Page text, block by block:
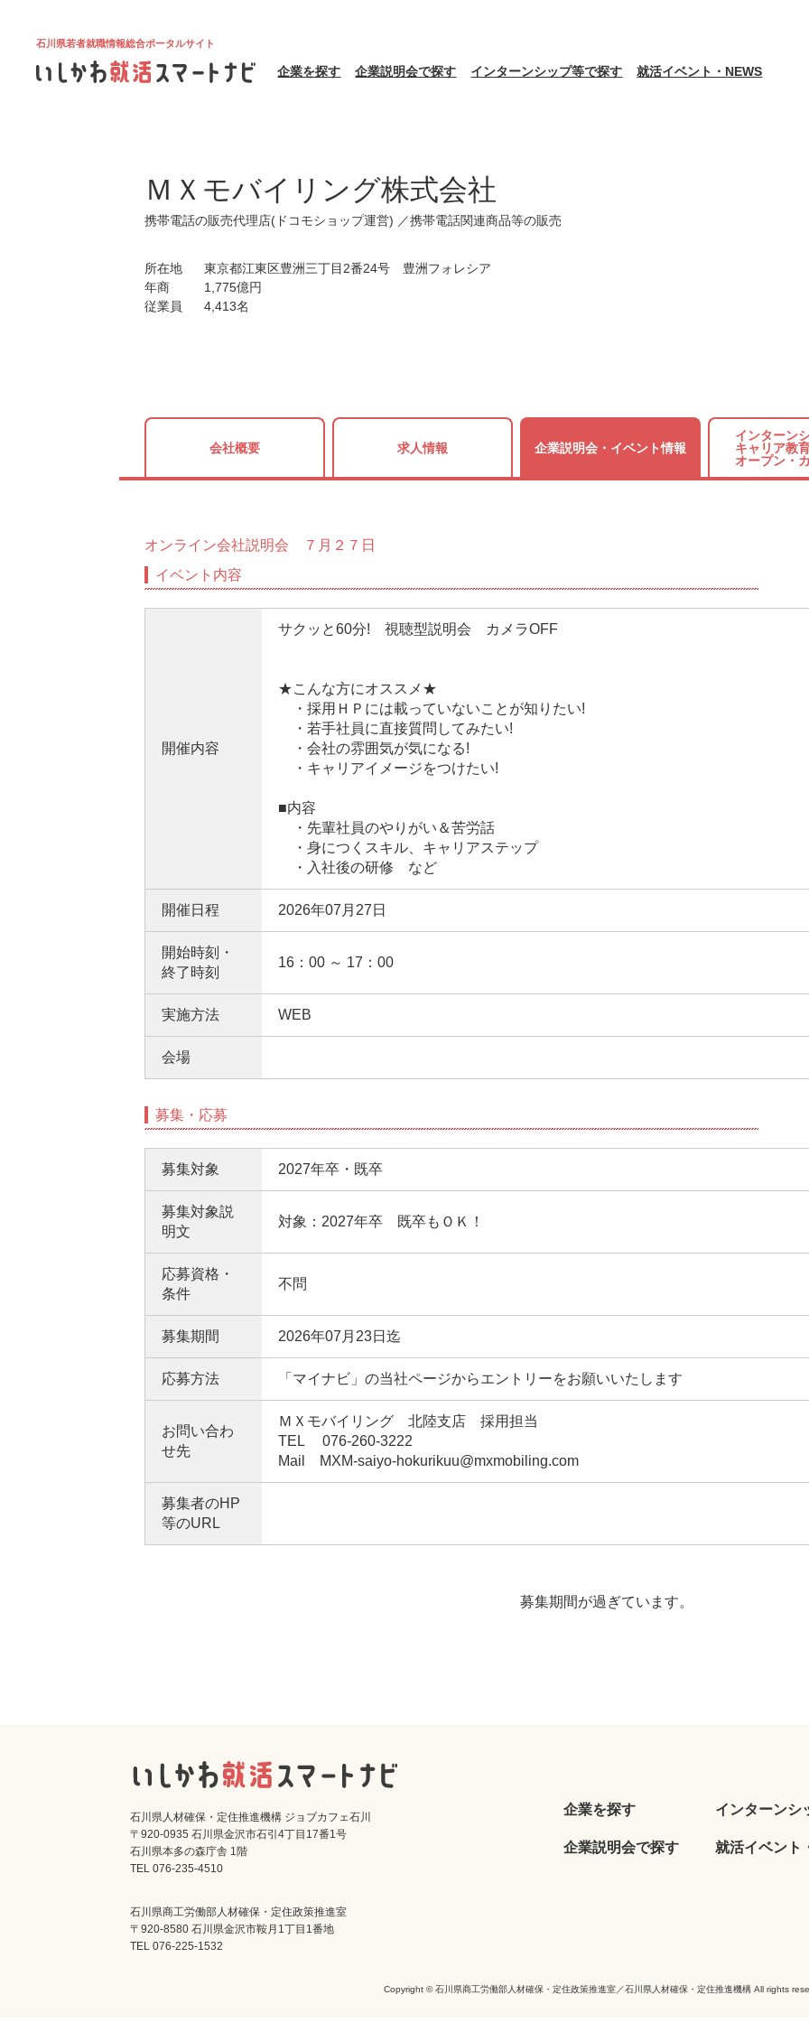
石川県若者就職情報総合ポータルサイト
企業を探す 企業説明会で探す インターンシップ等で探す 就活イベント・NEWS
ＭＸモバイリング株式会社
携帯電話の販売代理店(ドコモショップ運営) ／携帯電話関連商品等の販売
所在地
東京都江東区豊洲三丁目2番24号 豊洲フォレシア
年商
1,775億円
従業員
4,413名
会社概要 求人情報 企業説明会・ イベント情報
インターン
キャリア教
オープン・
オンライン会社説明会 ７月２７日
イベント内容
開催内容
サクッと60分! 視聴型説明会 カメラOFF
★こんな方にオススメ★
・採用ＨＰには載っていないことが知りたい!
・若手社員に直接質問してみたい!
・会社の雰囲気が気になる!
・キャリアイメージをつけたい!
■内容
・先輩社員のやりがい＆苦労話
・身につくスキル、キャリアステップ
・入社後の研修 など
開催日程 2026年07月27日
開始時刻・
終了時刻
16：00 ～ 17：00
実施方法 WEB
会場
募集・応募
募集対象 2027年卒・既卒
募集対象説
明文
対象：2027年卒 既卒もＯＫ！
応募資格・
条件
不問
募集期間 2026年07月23日迄
応募方法 「マイナビ」の当社ページからエントリーをお願いいたします
お問い合わ
せ先
ＭＸモバイリング 北陸支店 採用担当
TEL 076-260-3222
Mail MXM-saiyo-hokurikuu@mxmobiling.com
募集者のHP
等のURL
募集期間が過ぎています。
石川県人材確保・定住推進機構 ジョブカフェ石川
〒920-0935 石川県金沢市石引4丁目17番1号
石川県本多の森庁舎 1階
TEL 076-235-4510
石川県商工労働部人材確保・定住政策推進室
〒920-8580 石川県金沢市鞍月1丁目1番地
TEL 076-225-1532
企業を探す
企業説明会で探す
インターンシ
就活イベント
Copyright © 石川県商工労働部人材確保・定住政策推進室／石川県人材確保・定住推進機構 All rights